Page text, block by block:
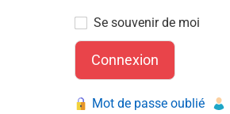
Se souvenir de moi
Mot de passe oublié